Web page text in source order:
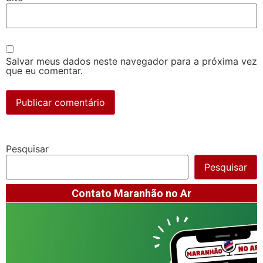
Salvar meus dados neste navegador para a próxima vez
que eu comentar.
Pesquisar
Pesquisar
Contato Maranhão no Ar